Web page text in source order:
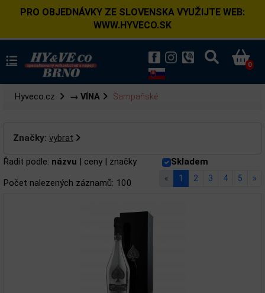
PRO OBJEDNÁVKY ZE SLOVENSKA VYUŽIJTE WEB:
WWW.HYVECO.SK
0
Hyveco.cz → VÍNA Šampaňské
Značky: vybrat
Řadit podle: názvu | ceny | značky
Skladem
Počet nalezených záznamů: 100
« 1 2 3 4 5 »